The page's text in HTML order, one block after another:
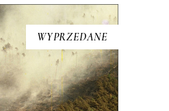
WYPRZEDANE